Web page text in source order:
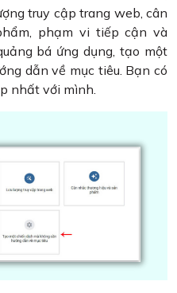
truy cập trang web, cân
phạm vi tiếp cận và
bá ứng dụng, tạo một
dẫn về mục tiêu. Bạn có
nhất với mình.